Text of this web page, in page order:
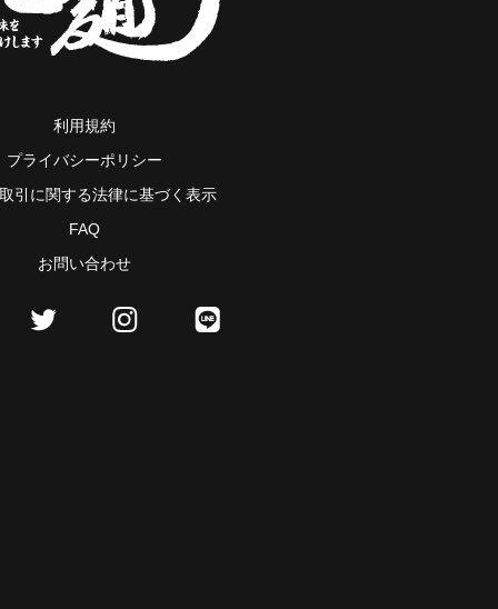
利用規約
プライバシーポリシー
引に関する法律に基づく表示
FAQ
お問い合わせ